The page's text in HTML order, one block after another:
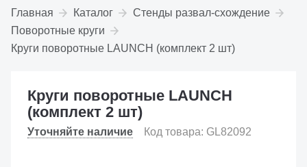
Главная Каталог
Стенды развал-схождение
Поворотные круги
Круги поворотные LAUNCH (комплект 2 шт)
Круги поворотные LAUNCH
(комплект 2 шт)
Уточняйте наличие Код товара: GL82092